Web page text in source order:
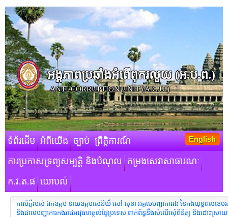
អង្គភាពប្រឆាំងអំពើពុករលួយ​ (អ.ប.ព.)
ANTI-CORRUPTION UNIT (A.C.U.)
ទំព័រដើម អំពីយើង ច្បាប់ ព្រឹត្តិការណ៍
ការប្រកាសទ្រព្យសម្បត្តិ និងបំណុល កម្រងសេវាសាធារណៈ
ក.វ.ត.ផ យោបល់
English
ការបំភ្លឺរបស់ ឯកឧត្តម នាយឧត្តមសេនីយ៍ សៅ សុខា អគ្គមេបញ្ជាការរង នៃកងយុទ្ធពលខេមរ
និងជាមេបញ្ជាការកងរាជអាវុធហត្ថល់ផ្ទៃប្រទេស ពាក់ព័ន្ធនឹងសំណើសុំពិនិត្យ និងដោះស្រា